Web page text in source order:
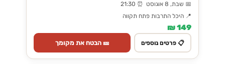
📅 שבת, 8 אוגוסט ⏰ 21:30
📍 היכל התרבות פתח תקווה
149 ₪
📋 פרטים נוספים 🎫 הבטח את מקומך